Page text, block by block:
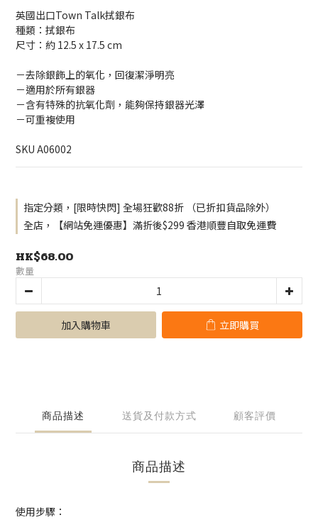
英國出口Town Talk拭銀布
種類：拭銀布
尺寸：約 12.5 x 17.5 cm
－去除銀飾上的氧化，回復潔淨明亮
－適用於所有銀器
－含有特殊的抗氧化劑，能夠保持銀器光澤
－可重複使用
SKU A06002
指定分類，[限時快閃] 全場狂歡88折 （已折扣貨品除外）
全店，【網站免運優惠】滿折後$299 香港順豐自取免運費
HK$68.00
數量
加入購物車 立即購買
商品描述 送貨及付款方式 顧客評價
商品描述
使用步驟：